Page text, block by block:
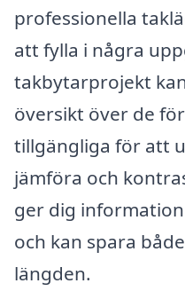
professionella
att fylla i några
takbytarprojekt
översikt över de
tillgängliga för att
jämföra och
ger dig
och kan spara
längden.